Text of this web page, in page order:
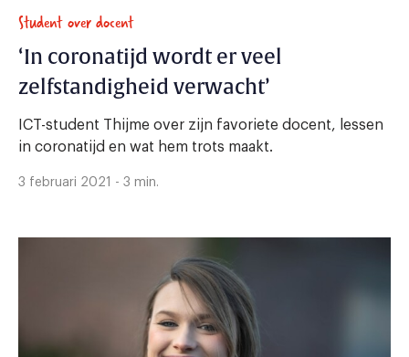
Student over docent
‘In coronatijd wordt er veel
zelfstandigheid verwacht’
ICT-student Thijme over zijn favoriete docent, lessen
in coronatijd en wat hem trots maakt.
3 februari 2021 - 3 min.